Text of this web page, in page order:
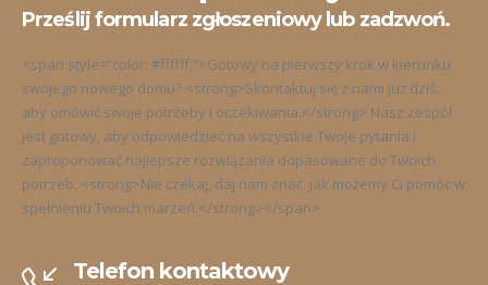
Prześlij formularz zgłoszeniowy lub zadzwoń.
<span style=”color: #ffffff;”>Gotowy na pierwszy krok w kierunku
swojego nowego domu? <strong>Skontaktuj się z nami już dziś,
aby omówić swoje potrzeby i oczekiwania.</strong> Nasz zespół
jest gotowy, aby odpowiedzieć na wszystkie Twoje pytania i
zaproponować najlepsze rozwiązania dopasowane do Twoich
potrzeb. <strong>Nie czekaj, daj nam znać, jak możemy Ci pomóc w
spełnieniu Twoich marzeń.</strong></span>
Telefon kontaktowy